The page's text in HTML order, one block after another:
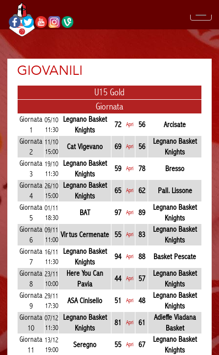
GIOVANILI
U15 Gold
Giornata
Giornata
1
05/10
11:30
Legnano Basket
Knights
72 Apri 56
Arcisate
Giornata
2
11/10
15:00
Cat Vigevano 69 Apri 56
Legnano Basket
Knights
Giornata
3
19/10
11:30
Legnano Basket
Knights
59 Apri 78
Bresso
Giornata
4
26/10
15:00
Legnano Basket
Knights
65 Apri 62
Pall. Lissone
Giornata
5
01/11
18:30
BAT 97 Apri 89
Legnano Basket
Knights
Giornata
6
09/11
11:00
Virtus Cermenate 55 Apri 83
Legnano Basket
Knights
Giornata
7
16/11
11:30
Legnano Basket
Knights
94 Apri 88
Basket Pescate
Giornata
8
23/11
10:00
Here You Can
Pavia
44 Apri 57
Legnano Basket
Knights
Giornata
9
29/11
17:30
ASA Cinisello 51 Apri 48
Legnano Basket
Knights
Giornata
10
07/12
11:30
Legnano Basket
Knights
81 Apri 61
Adieffe Viadana
Basket
Giornata
11
13/12
19:00
Seregno 55 Apri 67
Legnano Basket
Knights